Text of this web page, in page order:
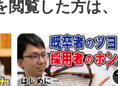
閲覧した方は、